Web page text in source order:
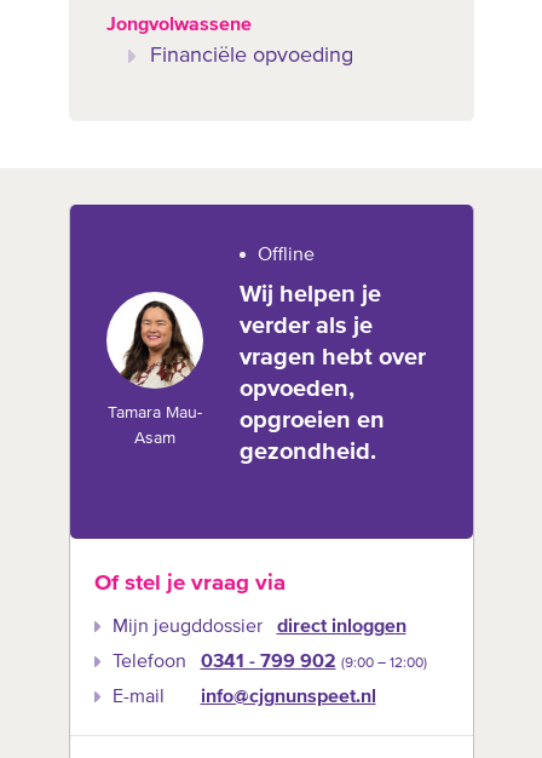
Jongvolwassene
Financiële opvoeding
Tamara Mau-
Asam
Offline
Wij helpen je
verder als je
vragen hebt over
opvoeden,
opgroeien en
gezondheid.
Of stel je vraag via
Mijn jeugddossier
direct inloggen
Telefoon
0341 - 799 902 (9:00 –‍ 12:00)
E-mail info@cjgnunspeet.nl